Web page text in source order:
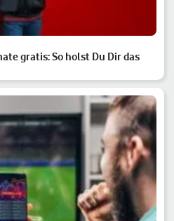
gratis: So holst Du Dir das